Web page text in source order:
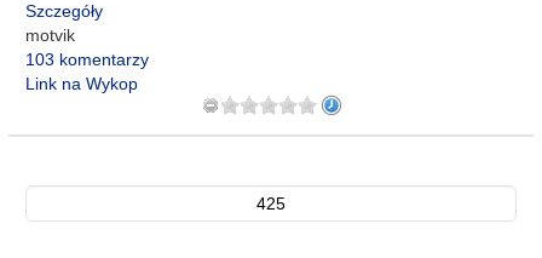
Szczegóły
motvik
103 komentarzy
Link na Wykop
425